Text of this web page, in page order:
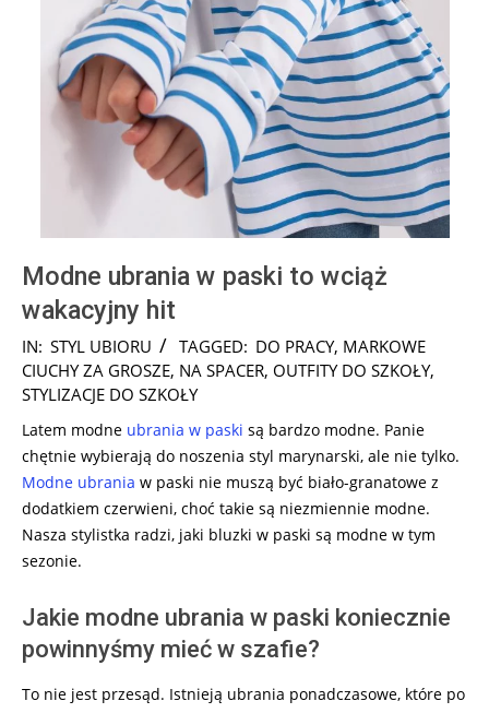
Modne ubrania w paski to wciąż
wakacyjny hit
2025-
07-
13
IN: STYL UBIORU TAGGED: DO PRACY, MARKOWE
CIUCHY ZA GROSZE, NA SPACER, OUTFITY DO SZKOŁY,
STYLIZACJE DO SZKOŁY
Latem modne ubrania w paski są bardzo modne. Panie
chętnie wybierają do noszenia styl marynarski, ale nie tylko.
Modne ubrania w paski nie muszą być biało-granatowe z
dodatkiem czerwieni, choć takie są niezmiennie modne.
Nasza stylistka radzi, jaki bluzki w paski są modne w tym
sezonie.
Jakie modne ubrania w paski koniecznie
powinnyśmy mieć w szafie?
To nie jest przesąd. Istnieją ubrania ponadczasowe, które po